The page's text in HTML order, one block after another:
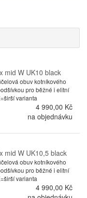
mid W UK10 black
obuv kotníkového
pro běžné i elitní
varianta
4 990,00 Kč
na objednávku
mid W UK10,5 black
obuv kotníkového
pro běžné i elitní
varianta
4 990,00 Kč